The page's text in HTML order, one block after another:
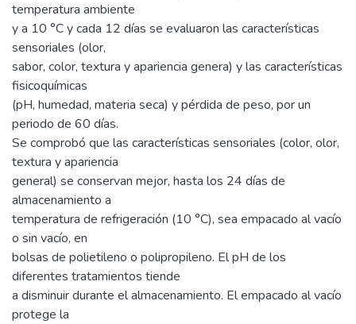
temperatura ambiente
y a 10 °C y cada 12 días se evaluaron las características
sensoriales (olor,
sabor, color, textura y apariencia genera) y las características
fisicoquímicas
(pH, humedad, materia seca) y pérdida de peso, por un
periodo de 60 días.
Se comprobó que las características sensoriales (color, olor,
textura y apariencia
general) se conservan mejor, hasta los 24 días de
almacenamiento a
temperatura de refrigeración (10 °C), sea empacado al vacío
o sin vacío, en
bolsas de polietileno o polipropileno. El pH de los
diferentes tratamientos tiende
a disminuir durante el almacenamiento. El empacado al vacío
protege la